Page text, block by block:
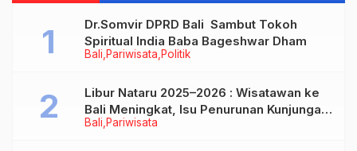
Yadnya Banjar Adat
Kutuh Kelod
Bali Pariwisata Politik
Dr.Somvir DPRD Bali Sambut Tokoh
Spiritual India Baba Bageshwar Dham
Bali Pariwisata
Libur Nataru 2025–2026 : Wisatawan ke
Bali Meningkat, Isu Penurunan Kunjungan
Tidak Benar